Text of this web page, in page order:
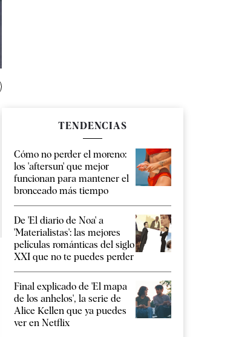
TENDENCIAS
Cómo no perder el moreno:
los 'aftersun' que mejor
funcionan para mantener el
bronceado más tiempo
De 'El diario de Noa' a
'Materialistas': las mejores
películas románticas del siglo
XXI que no te puedes perder
Final explicado de 'El mapa
de los anhelos', la serie de
Alice Kellen que ya puedes
ver en Netflix